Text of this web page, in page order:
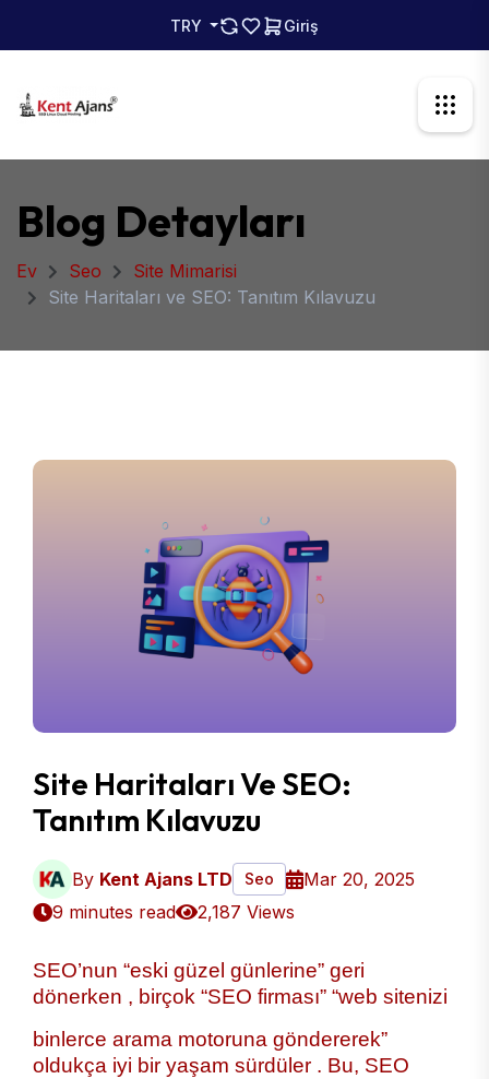
TRY Giriş
Blog Detayları
Ev Seo
Site Mimarisi
Site Haritaları ve SEO: Tanıtım Kılavuzu
Site Haritaları Ve SEO:
Tanıtım Kılavuzu
By Kent Ajans LTD Seo
Mar 20, 2025
9 minutes read
2,187 Views
SEO’nun “eski güzel günlerine” geri
dönerken , birçok “SEO firması” “web sitenizi
binlerce arama motoruna göndererek”
oldukça iyi bir yaşam sürdüler . Bu, SEO